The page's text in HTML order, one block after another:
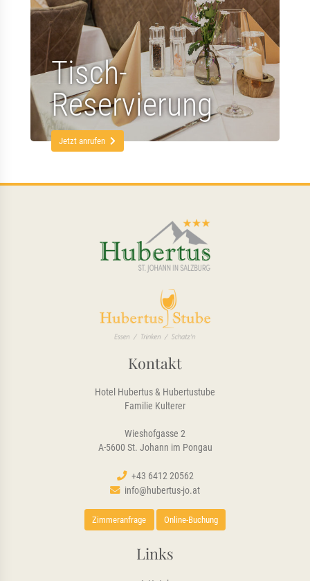
Tisch-
Reservierung
Jetzt anrufen
Kontakt
Hotel Hubertus & Hubertustube
Familie Kulterer
Wieshofgasse 2
A-5600 St. Johann im Pongau
+43 6412 20562
info@hubertus-jo.at
Zimmeranfrage Online-Buchung
Links